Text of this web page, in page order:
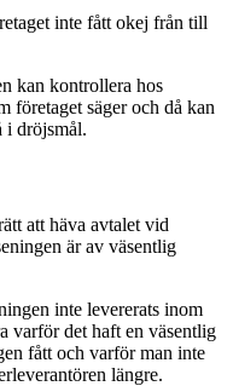
inte fått okej från till
kan kontrollera hos
företaget säger och då kan
i dröjsmål.
att häva avtalet vid
är av väsentlig
inte levererats inom
varför det haft en väsentlig
fått och varför man inte
längre.